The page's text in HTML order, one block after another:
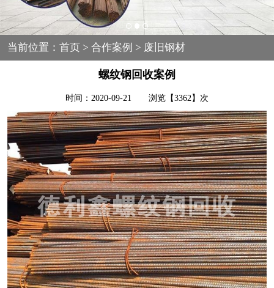
当前位置： 首页> 合作案例 > 废旧钢材
螺纹钢回收案例
时间：2020-09-21 浏览【3362】次